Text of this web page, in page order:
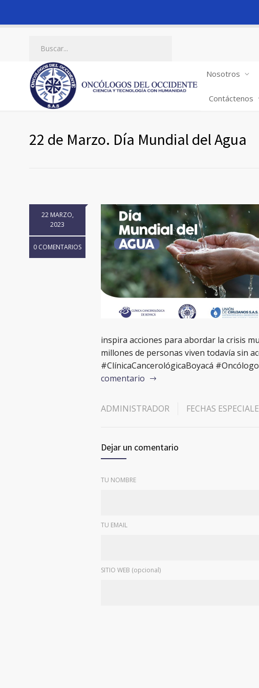
Nosotros
Contáctenos
22 de Marzo. Día Mundial del Agua
22 MARZO,
2023
0 COMENTARIOS
inspira acciones para abordar la crisis
millones de personas viven todavía sin
#ClínicaCancerológicaBoyacá
comentario
ADMINISTRADOR FECHAS
Dejar un comentario
TU NOMBRE
TU EMAIL
SITIO WEB (opcional)